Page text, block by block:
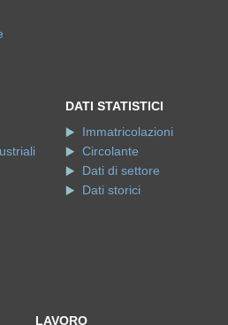
DATI STATISTICI
Immatricolazioni
Circolante
Dati di settore
Dati storici
LAVORO